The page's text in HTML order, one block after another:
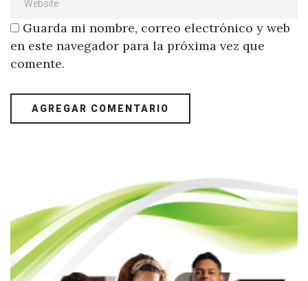
Guarda mi nombre, correo electrónico y web
en este navegador para la próxima vez que
comente.